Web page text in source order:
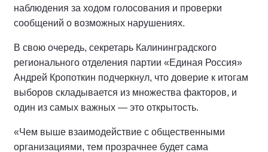
наблюдения за ходом голосования и проверки
сообщений о возможных нарушениях.
В свою очередь, секретарь Калининградского
регионального отделения партии «Единая Россия»
Андрей Кропоткин подчеркнул, что доверие к итогам
выборов складывается из множества факторов, и
один из самых важных — это открытость.
«Чем выше взаимодействие с общественными
организациями, тем прозрачнее будет сама